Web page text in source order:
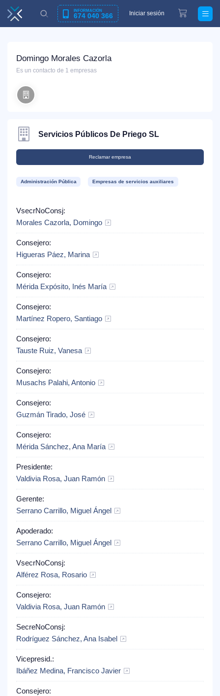
INFORMACIÓN
674 040 366 Iniciar sesión
Domingo Morales Cazorla
Es un contacto de 1 empresas
Servicios Públicos De Priego SL
Reclamar empresa
Administración Pública Empresas de servicios auxiliares
VsecrNoConsj:
Morales Cazorla, Domingo
Consejero:
Higueras Páez, Marina
Consejero:
Mérida Expósito, Inés María
Consejero:
Martínez Ropero, Santiago
Consejero:
Tauste Ruiz, Vanesa
Consejero:
Musachs Palahi, Antonio
Consejero:
Guzmán Tirado, José
Consejero:
Mérida Sánchez, Ana María
Presidente:
Valdivia Rosa, Juan Ramón
Gerente:
Serrano Carrillo, Miguel Ángel
Apoderado:
Serrano Carrillo, Miguel Ángel
VsecrNoConsj:
Alférez Rosa, Rosario
Consejero:
Valdivia Rosa, Juan Ramón
SecreNoConsj:
Rodríguez Sánchez, Ana Isabel
Vicepresid.:
Ibáñez Medina, Francisco Javier
Consejero: